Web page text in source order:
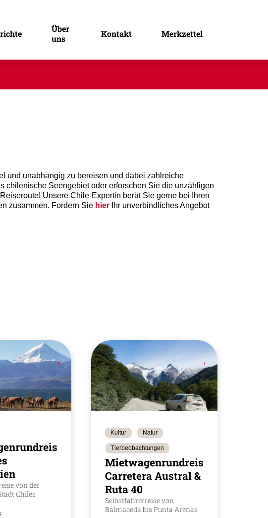
Über
uns
Kontakt Merkzettel
Gruppe
und unabhängig zu bereisen und dabei zahlreiche
chilenische Seengebiet oder erforschen Sie die unzähligen
Unsere Chile-Expertin berät Sie gerne bei Ihren
zusammen. Fordern Sie hier Ihr unverbindliches Angebot
von der
Chiles
Kultur Natur
Tierbeobachtungen
Mietwagenrundreise
Carretera Austral &
Ruta 40
Selbstfahrerreise von
Balmaceda bis Punta Arenas